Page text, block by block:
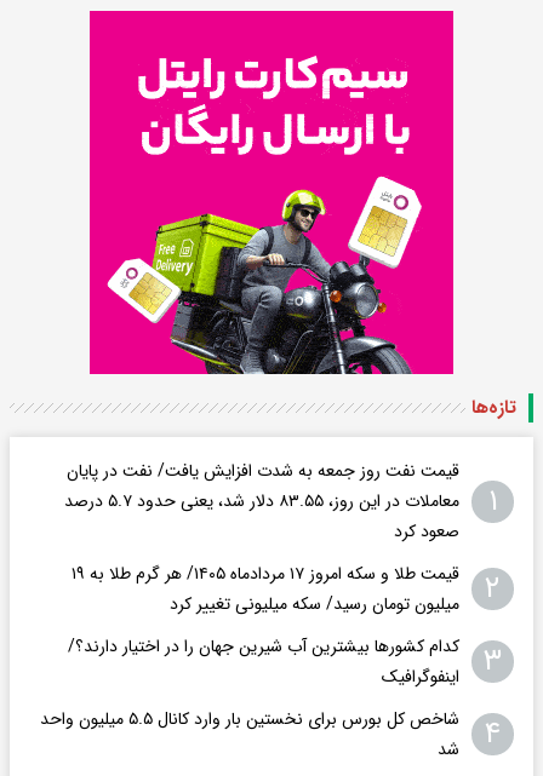
تازه‌ها
۱
قیمت نفت روز جمعه به شدت افزایش یافت/ نفت در پایان
معاملات در این روز، ۸۳.۵۵ دلار شد، یعنی حدود ۵.۷ درصد
صعود کرد
۲
قیمت طلا و سکه امروز ۱۷ مردادماه ۱۴۰۵/ هر گرم طلا به ۱۹
میلیون تومان رسید/ سکه میلیونی تغییر کرد
۳
کدام کشورها بیشترین آب شیرین جهان را در اختیار دارند؟/
اینفوگرافیک
۴
شاخص کل بورس برای نخستین بار وارد کانال ۵.۵ میلیون واحد
شد